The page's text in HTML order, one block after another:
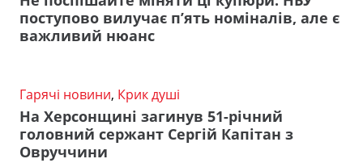
поступово вилучає п’ять номіналів, але є
важливий нюанс
Гарячі новини, Крик душі
На Херсонщині загинув 51-річний
головний сержант Сергій Капітан з
Овруччини